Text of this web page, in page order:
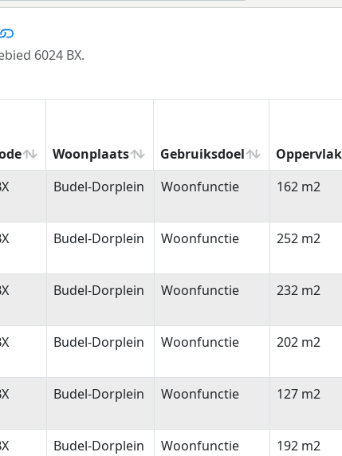
6024 BX.
Woonplaats Gebruiksdoel
Woonplaats Gebruiksdoel
Budel-Dorplein Woonfunctie 162 m2
Budel-Dorplein Woonfunctie 252 m2
Budel-Dorplein Woonfunctie 232 m2
Budel-Dorplein Woonfunctie 202 m2
Budel-Dorplein Woonfunctie 127 m2
Budel-Dorplein Woonfunctie 192 m2